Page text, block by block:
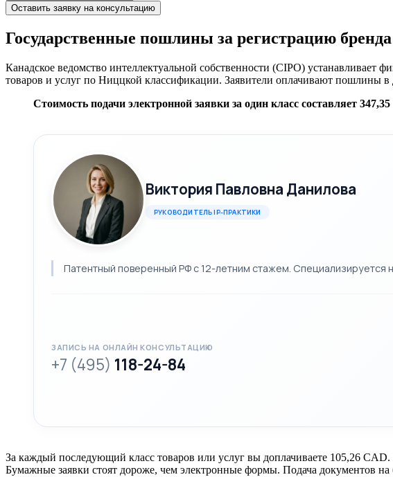
Оставить заявку на консультацию
Государственные пошлины за регистрацию
Канадское ведомство интеллектуальной собственности (CIPO) устанавливает
товаров и услуг по Ниццкой классификации. Заявители оплачивают пошлины
Стоимость подачи электронной заявки за один класс составляет
Виктория Павловна Данилова
РУКОВОДИТЕЛЬ IP-ПРАКТИКИ
Патентный поверенный РФ с 12-летним стажем. Специализируется
ЗАПИСЬ НА ОНЛАЙН КОНСУЛЬТАЦИЮ
+7 (495) 118-24-84
За каждый последующий класс товаров или услуг вы доплачиваете 105,26
Бумажные заявки стоят дороже, чем электронные формы. Подача документов